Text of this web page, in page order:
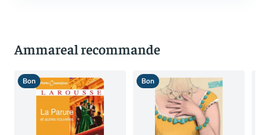
Ammareal recommande
Bon Bon